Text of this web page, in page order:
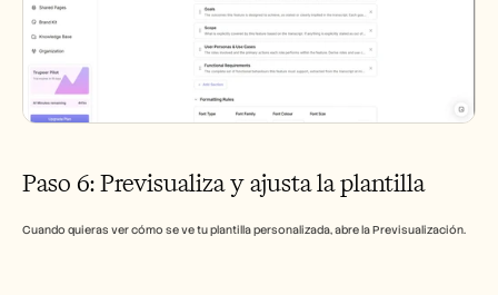
Paso 6: Previsualiza y ajusta la plantilla
Cuando quieras ver cómo se ve tu plantilla personalizada, abre la Previsualización.